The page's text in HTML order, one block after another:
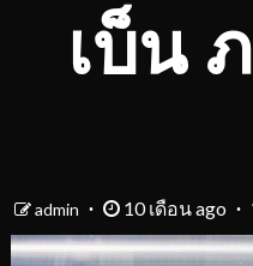
เบ็น
admin 10 เดือน ago